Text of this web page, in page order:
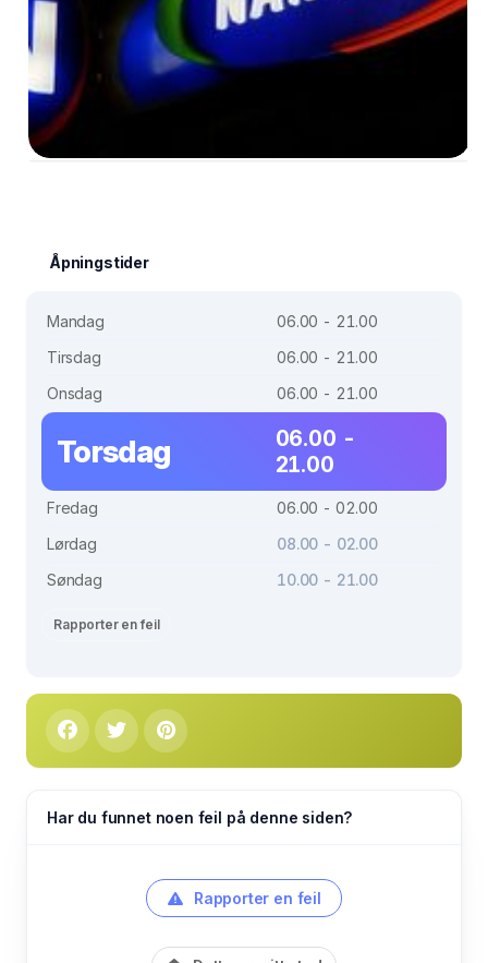
Åpningstider
Mandag
06.00 - 21.00
Tirsdag
06.00 - 21.00
Onsdag
06.00 - 21.00
Torsdag
06.00 -
21.00
Fredag
06.00 - 02.00
Lørdag
08.00 - 02.00
Søndag
10.00 - 21.00
Rapporter en feil
Har du funnet noen feil på denne siden?
Rapporter en feil